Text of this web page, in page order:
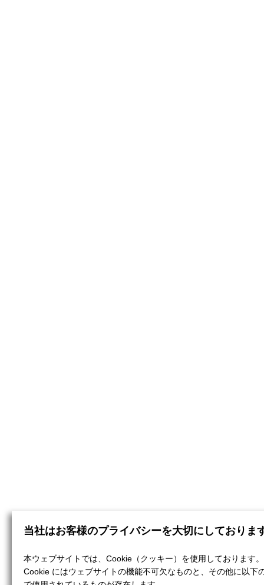
当社はお客様のプライバシーを大切にしておりま
本ウェブサイトでは、Cookie（クッキー）を使用しております。
Cookie にはウェブサイトの機能不可欠なものと、その他に以下